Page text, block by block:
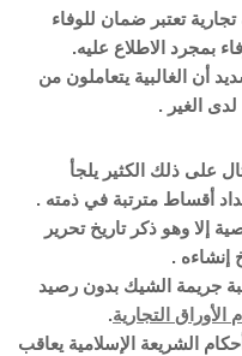
تعتبر ضمان للوفاء
بمجرد الاطلاع عليه.
أن الغالبية يتعاملون من
الغير .
على ذلك الكثير يلجأ
أقساط مترتبة في ذمته .
إلا وهو ذكر تاريخ تحرير
إنشاءه .
جريمة الشيك بدون رصيد
الأوراق التجارية.
الشريعة الإسلامية يعاقب